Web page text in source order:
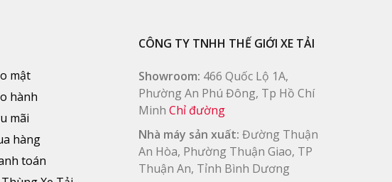
mật
hành
mãi
hàng
toán
CÔNG TY TNHH THẾ GIỚI XE TẢI
Showroom: 466 Quốc Lộ 1A,
Phường An Phú Đông, Tp Hồ Chí
Minh Chỉ đường
Nhà máy sản xuất: Đường Thuận
An Hòa, Phường Thuận Giao, TP
Thuận An, Tỉnh Bình Dương